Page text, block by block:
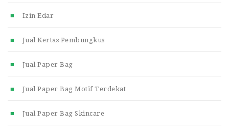
Izin Edar
Jual Kertas Pembungkus
Jual Paper Bag
Jual Paper Bag Motif Terdekat
Jual Paper Bag Skincare